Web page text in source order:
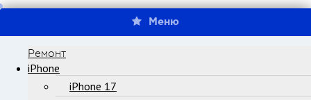
Меню
Ремонт
iPhone
iPhone 17